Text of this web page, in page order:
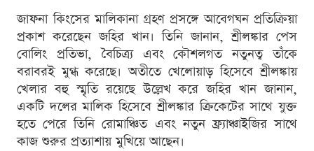
জাফনা কিংসের মালিকানা গ্রহণ প্রসঙ্গে আবেগঘন প্রতিক্রিয়া
প্রকাশ করেছেন জহির খান। তিনি জানান, শ্রীলঙ্কার পেস
বোলিং প্রতিভা, বৈচিত্র্য এবং কৌশলগত নতুনত্ব তাঁকে
বরাবরই মুগ্ধ করেছে। অতীতে খেলোয়াড় হিসেবে শ্রীলঙ্কায়
খেলার বহু স্মৃতি রয়েছে উল্লেখ করে জহির খান জানান,
একটি দলের মালিক হিসেবে শ্রীলঙ্কার ক্রিকেটের সাথে যুক্ত
হতে পেরে তিনি রোমাঞ্চিত এবং নতুন ফ্র্যাঞ্চাইজির সাথে
কাজ শুরুর প্রত্যাশায় মুখিয়ে আছেন।